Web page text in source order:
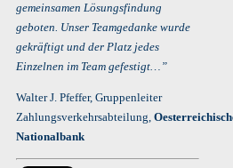
gemeinsamen Lösungsfindung
geboten. Unser Teamgedanke wurde
gekräftigt und der Platz jedes
Einzelnen im Team gefestigt…”
Walter J. Pfeffer, Gruppenleiter
Zahlungsverkehrsabteilung,
Nationalbank